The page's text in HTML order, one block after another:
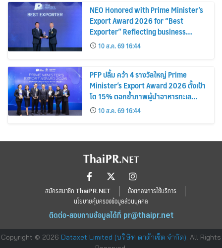
NEO Honored with Prime Minister’s
Export Award 2026 for “Best
Exporter” Reflecting business
excellence, elevating Thai products
globally
10 ส.ค. 69 16:44
PFP ปลื้ม คว้า 4 รางวัลใหญ่ Prime
Minister’s Export Award 2026 ตั้งเป้า
โต 15% ตอกย้ำภาพผู้นำอาหารทะเล
แปรรูป
10 ส.ค. 69 16:44
สมัครสมาชิก ThaiPR.NET
ข้อตกลงการใช้บริการ
นโยบายคุ้มครองข้อมูลส่วนบุคคล
ติดต่อ-สอบถามข้อมูลได้ที่ pr@thaipr.net
Copyright © 2026 Dataxet Limited (บริษัท ดาต้าเซ็ต จำกัด). All Rights